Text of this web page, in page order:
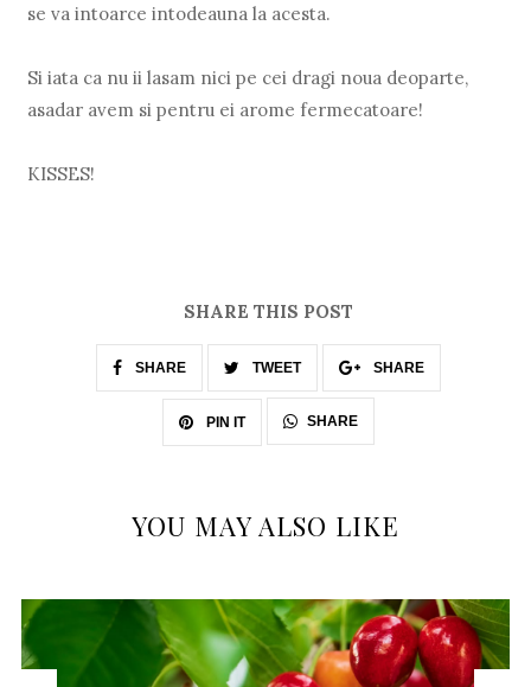
se va intoarce intodeauna la acesta.
Si iata ca nu ii lasam nici pe cei dragi noua deoparte,
asadar avem si pentru ei arome fermecatoare!
KISSES!
SHARE THIS POST
SHARE TWEET SHARE
PIN IT SHARE
YOU MAY ALSO LIKE